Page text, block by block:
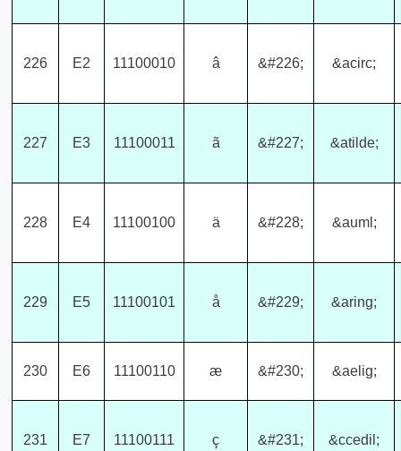
226 E2 11100010 â &#226; &acirc;
227 E3 11100011 ã &#227; &atilde;
228 E4 11100100 ä &#228; &auml;
229 E5 11100101 å &#229; &aring;
230 E6 11100110 æ &#230; &aelig;
231 E7 11100111 ç &#231; &ccedil;